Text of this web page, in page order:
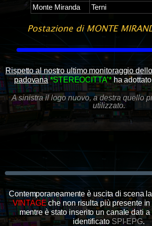
Monte Miranda
Terni
Postazione di MONTE
Rispetto al nostro ultimo monitoraggio
padovana *STEREOCITTA’*ha
A sinistra il logo nuovo, a destra quello
utilizzato.
Contemporaneamente è uscita di scena
VINTAGEche non risulta più presente in
mentre è stato inserito un canale dati a
identificatoSPI-EPG.